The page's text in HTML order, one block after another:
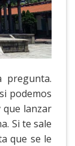
pregunta.
podemos
lanzar
Si te sale
que se le